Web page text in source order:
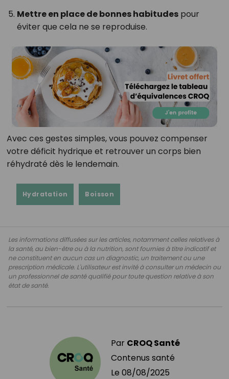
Mettre en place de bonnes habitudespour
éviter que cela ne se reproduise.
Avec ces gestes simples, vous pouvez compenser
votre déficit hydrique et retrouver un corps bien
réhydraté dès le lendemain.
Hydratation Boisson
Les informations diffusées sur les articles, notamment celles relatives à
la santé, au bien-être ou à la nutrition, sont fournies à titre indicatif et
ne constituent en aucun cas un diagnostic, un traitement ou une
prescription médicale. L'utilisateur est invité à consulter un médecin ou
un professionnel de santé qualifié pour toute question relative à son
état de santé.
Par CROQ Santé
Contenus santé
Le 08/08/2025